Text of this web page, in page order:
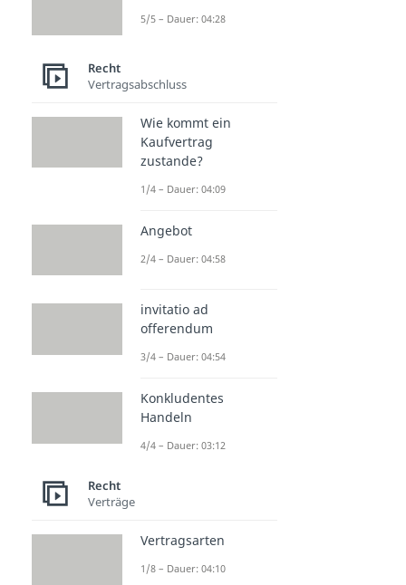
5/5 – Dauer: 04:28
Recht
Vertragsabschluss
Wie kommt ein
Kaufvertrag
zustande?
1/4 – Dauer: 04:09
Angebot
2/4 – Dauer: 04:58
invitatio ad
offerendum
3/4 – Dauer: 04:54
Konkludentes
Handeln
4/4 – Dauer: 03:12
Recht
Verträge
Vertragsarten
1/8 – Dauer: 04:10